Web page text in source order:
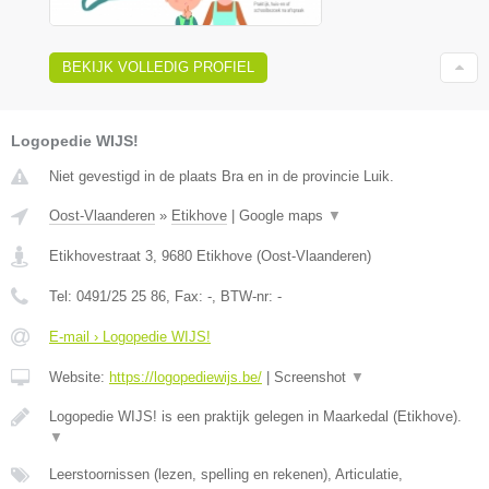
BEKIJK VOLLEDIG PROFIEL
Logopedie WIJS!
Niet gevestigd in de plaats Bra en in de provincie Luik.
Oost-Vlaanderen » Etikhove Google maps ▼
Etikhovestraat 3, 9680 Etikhove (Oost-Vlaanderen)
Tel: 0491/25 25 86, Fax: -, BTW-nr: -
E-mail › Logopedie WIJS!
Website: https://logopediewijs.be/ Screenshot ▼
Logopedie WIJS! is een praktijk gelegen in Maarkedal (Etikhove).
▼
Leerstoornissen (lezen, spelling en rekenen), Articulatie,